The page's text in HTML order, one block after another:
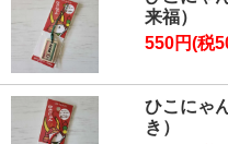
来福）
550円(税
ひこにゃ
き）